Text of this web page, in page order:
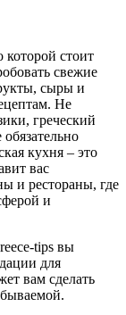
которой стоит
свежие
сыры и
Не
греческий
кухня – это
вас
и рестораны, где
и
tips вы
для
вам сделать